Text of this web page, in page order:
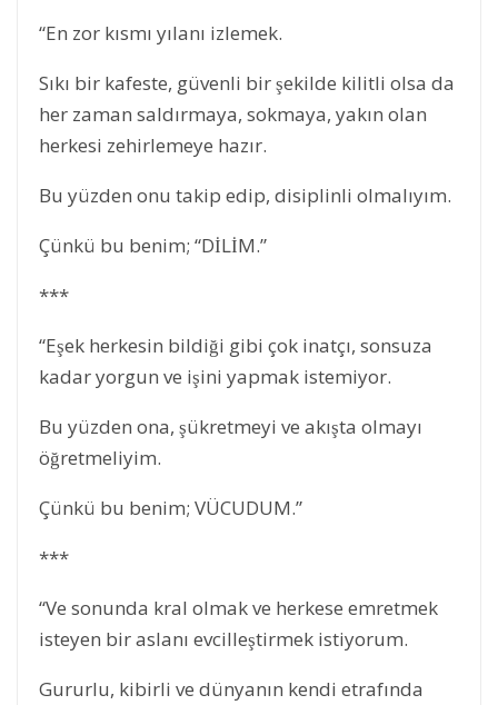
“En zor kısmı yılanı izlemek.
Sıkı bir kafeste, güvenli bir şekilde kilitli olsa da
her zaman saldırmaya, sokmaya, yakın olan
herkesi zehirlemeye hazır.
Bu yüzden onu takip edip, disiplinli olmalıyım.
Çünkü bu benim; “DİLİM.”
***
“Eşek herkesin bildiği gibi çok inatçı, sonsuza
kadar yorgun ve işini yapmak istemiyor.
Bu yüzden ona, şükretmeyi ve akışta olmayı
öğretmeliyim.
Çünkü bu benim; VÜCUDUM.”
***
“Ve sonunda kral olmak ve herkese emretmek
isteyen bir aslanı evcilleştirmek istiyorum.
Gururlu, kibirli ve dünyanın kendi etrafında